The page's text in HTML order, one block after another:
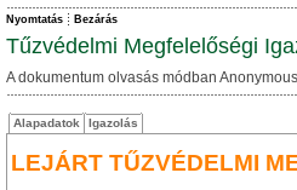
Nyomtatás Bezárás
Tűzvédelmi Megfelelőségi
A dokumentum olvasás módban
Alapadatok Igazolás
LEJÁRT TŰZVÉDELMI